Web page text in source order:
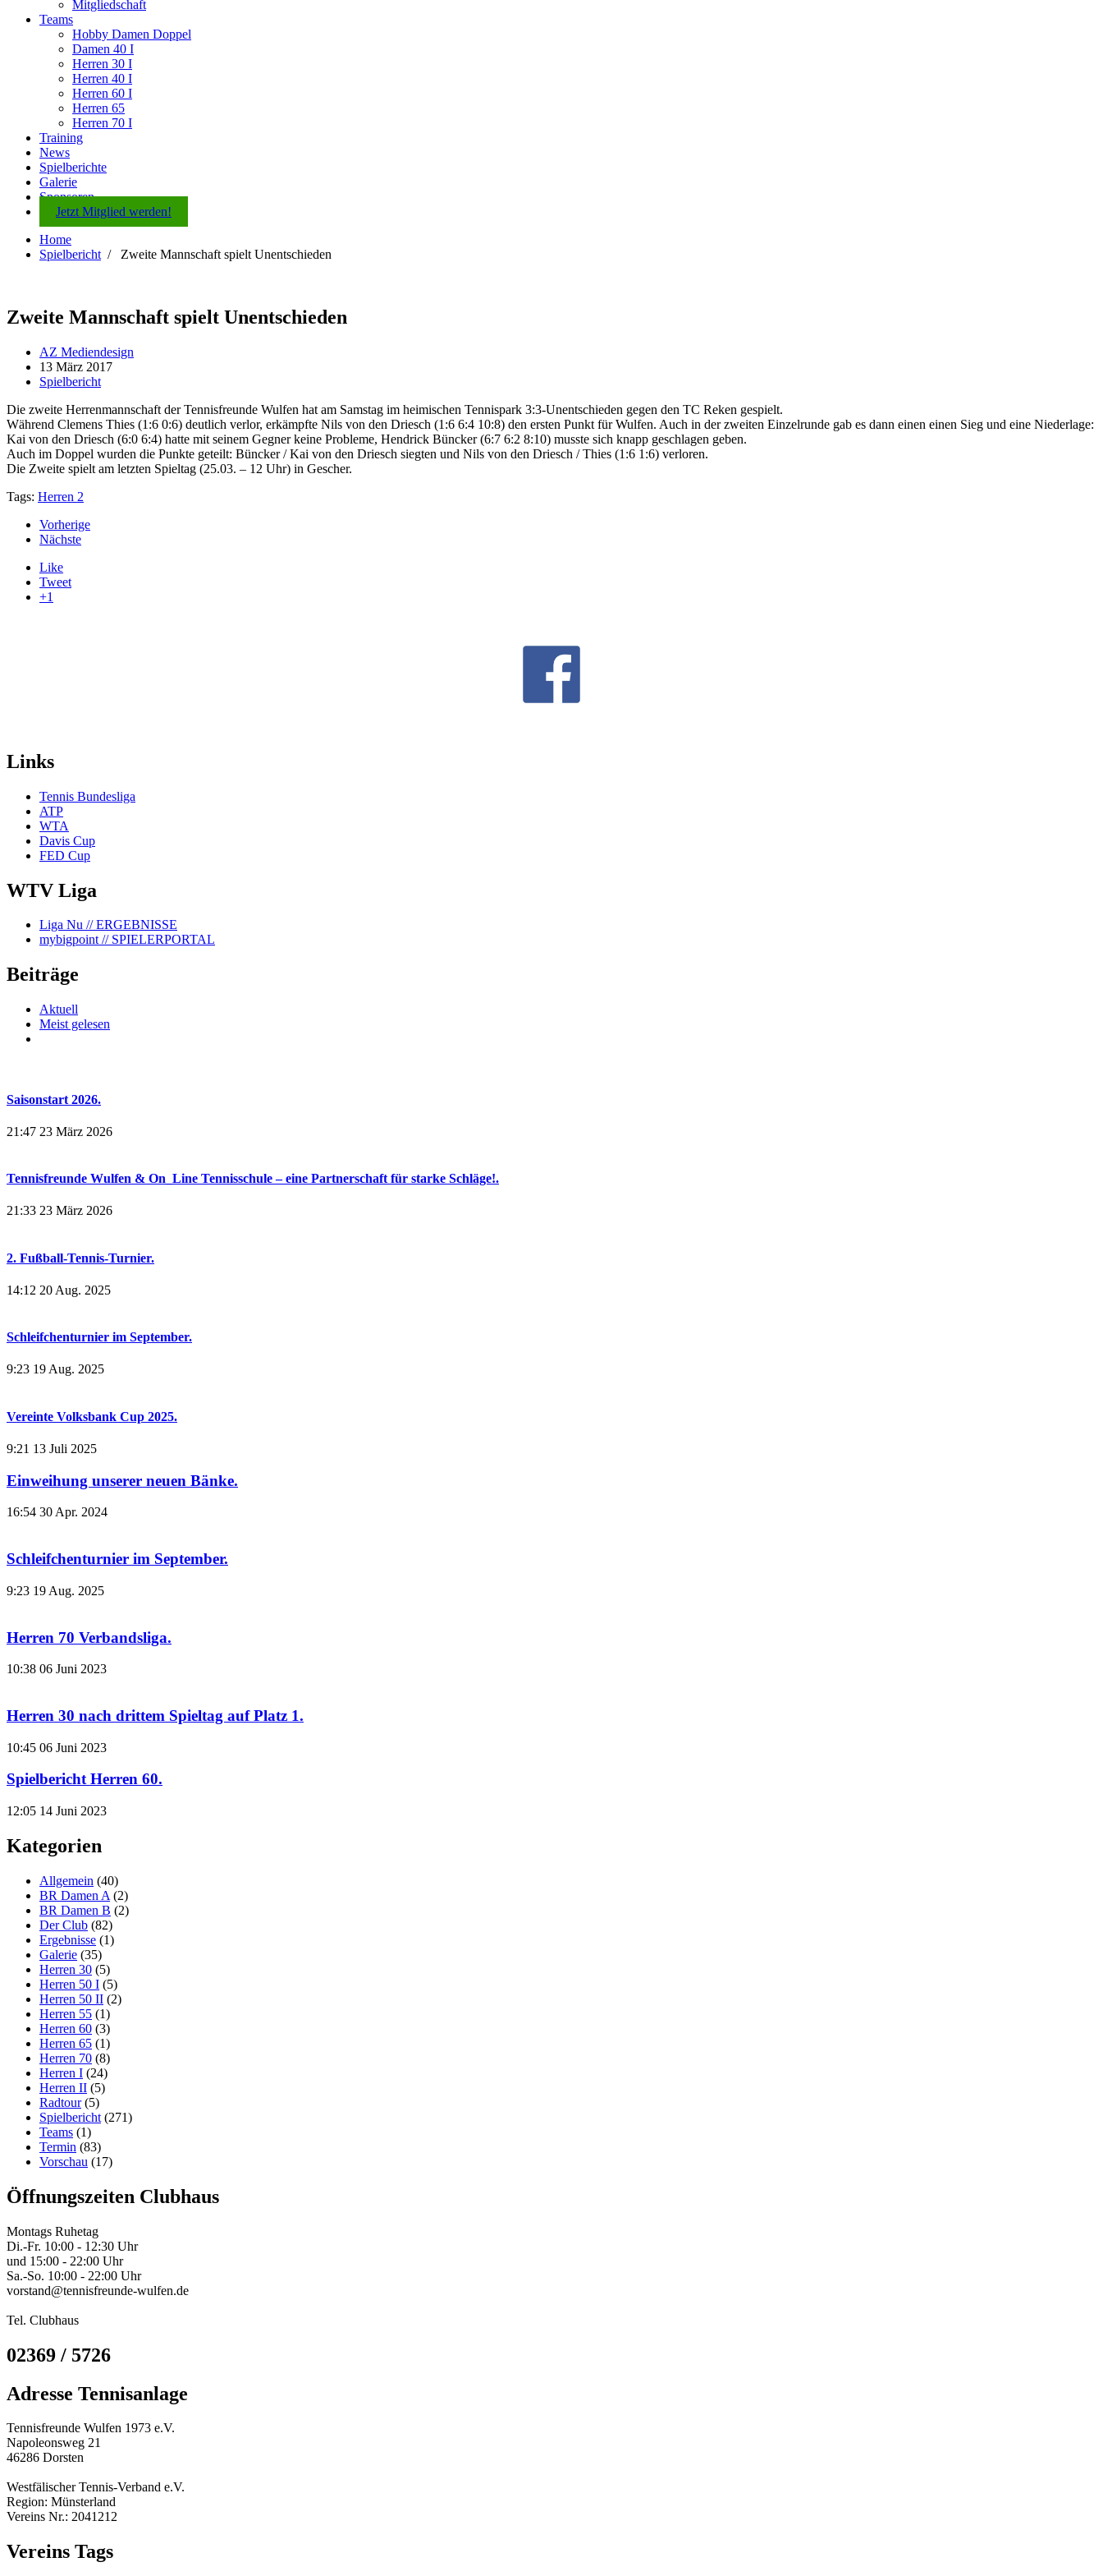
Mitgliedschaft
Teams
Hobby Damen Doppel
Damen 40 I
Herren 30 I
Herren 40 I
Herren 60 I
Herren 65
Herren 70 I
Training
News
Spielberichte
Galerie
Sponsoren
Jetzt Mitglied werden!
Home
Spielbericht / Zweite Mannschaft spielt Unentschieden
Zweite Mannschaft spielt Unentschieden
AZ Mediendesign
13 März 2017
Spielbericht
Die zweite Herrenmannschaft der Tennisfreunde Wulfen hat am Samstag im heimischen Tennispark 3:3-Unentschieden gegen den TC Reken gespielt.
Während Clemens Thies (1:6 0:6) deutlich verlor, erkämpfte Nils von den Driesch (1:6 6:4 10:8) den ersten Punkt für Wulfen. Auch in der zweiten Einzelrunde gab es dann einen einen Sieg und eine Niederlage:
Kai von den Driesch (6:0 6:4) hatte mit seinem Gegner keine Probleme, Hendrick Büncker (6:7 6:2 8:10) musste sich knapp geschlagen geben.
Auch im Doppel wurden die Punkte geteilt: Büncker / Kai von den Driesch siegten und Nils von den Driesch / Thies (1:6 1:6) verloren.
Die Zweite spielt am letzten Spieltag (25.03. – 12 Uhr) in Gescher.
Tags: Herren 2
Vorherige
Nächste
Like
Tweet
+1
Links
Tennis Bundesliga
ATP
WTA
Davis Cup
FED Cup
WTV Liga
Liga Nu // ERGEBNISSE
mybigpoint// SPIELERPORTAL
Beiträge
Aktuell
Meist gelesen
Saisonstart 2026.
21:47 23 März 2026
Tennisfreunde Wulfen & On_Line Tennisschule – eine Partnerschaft für starke Schläge!.
21:33 23 März 2026
2. Fußball-Tennis-Turnier.
14:12 20 Aug. 2025
Schleifchenturnier im September.
9:23 19 Aug. 2025
Vereinte Volksbank Cup 2025.
9:21 13 Juli 2025
Einweihung unserer neuen Bänke.
16:54 30 Apr. 2024
Schleifchenturnier im September.
9:23 19 Aug. 2025
Herren 70 Verbandsliga.
10:38 06 Juni 2023
Herren 30 nach drittem Spieltag auf Platz 1.
10:45 06 Juni 2023
Spielbericht Herren 60.
12:05 14 Juni 2023
Kategorien
Allgemein (40)
BR Damen A (2)
BR Damen B (2)
Der Club (82)
Ergebnisse (1)
Galerie (35)
Herren 30 (5)
Herren 50 I (5)
Herren 50 II (2)
Herren 55 (1)
Herren 60 (3)
Herren 65 (1)
Herren 70 (8)
Herren I (24)
Herren II (5)
Radtour(5)
Spielbericht (271)
Teams (1)
Termin (83)
Vorschau (17)
Öffnungszeiten Clubhaus
Montags Ruhetag
Di.-Fr. 10:00 - 12:30 Uhr
und 15:00 - 22:00 Uhr
Sa.-So. 10:00 - 22:00 Uhr
vorstand@tennisfreunde-wulfen.de
Tel. Clubhaus
02369 / 5726
Adresse Tennisanlage
Tennisfreunde Wulfen 1973 e.V.
Napoleonsweg 21
46286 Dorsten
Westfälischer Tennis-Verband e.V.
Region: Münsterland
Vereins Nr.: 2041212
Vereins Tags